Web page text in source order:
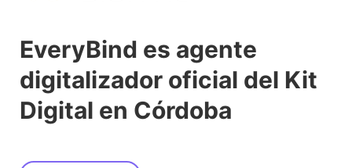
EveryBind es agente
digitalizador oficial del Kit
Digital en Córdoba